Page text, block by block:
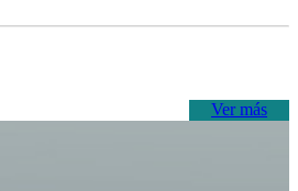
Ver más